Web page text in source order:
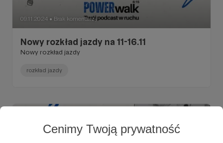
Cenimy Twoją prywatność
09.11.2024 ● Brak komentarzy
Nowy rozkład jazdy na 11-16.11
Nowy rozkład jazdy
rozkład jazdy